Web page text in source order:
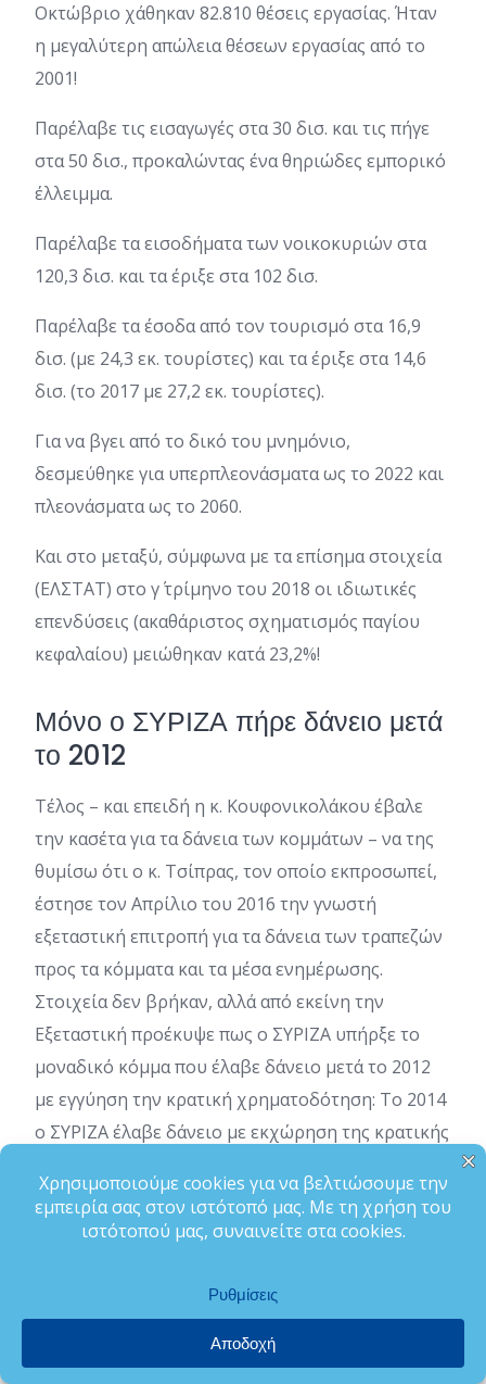
Οκτώβριο χάθηκαν 82.810 θέσεις εργασίας. Ήταν
η μεγαλύτερη απώλεια θέσεων εργασίας από το
2001!
Παρέλαβε τις εισαγωγές στα 30 δισ. και τις πήγε
στα 50 δισ., προκαλώντας ένα θηριώδες εμπορικό
έλλειμμα.
Παρέλαβε τα εισοδήματα των νοικοκυριών στα
120,3 δισ. και τα έριξε στα 102 δισ.
Παρέλαβε τα έσοδα από τον τουρισμό στα 16,9
δισ. (με 24,3 εκ. τουρίστες) και τα έριξε στα 14,6
δισ. (το 2017 με 27,2 εκ. τουρίστες).
Για να βγει από το δικό του μνημόνιο,
δεσμεύθηκε για υπερπλεονάσματα ως το 2022 και
πλεονάσματα ως το 2060.
Και στο μεταξύ, σύμφωνα με τα επίσημα στοιχεία
(ΕΛΣΤΑΤ) στο γ΄ τρίμηνο του 2018 οι ιδιωτικές
επενδύσεις (ακαθάριστος σχηματισμός παγίου
κεφαλαίου) μειώθηκαν κατά 23,2%!
Μόνο ο ΣΥΡΙΖΑ πήρε δάνειο μετά
το 2012
Τέλος – και επειδή η κ. Κουφονικολάκου έβαλε
την κασέτα για τα δάνεια των κομμάτων – να της
θυμίσω ότι ο κ. Τσίπρας, τον οποίο εκπροσωπεί,
έστησε τον Απρίλιο του 2016 την γνωστή
εξεταστική επιτροπή για τα δάνεια των τραπεζών
προς τα κόμματα και τα μέσα ενημέρωσης.
Στοιχεία δεν βρήκαν, αλλά από εκείνη την
Εξεταστική προέκυψε πως ο ΣΥΡΙΖΑ υπήρξε το
μοναδικό κόμμα που έλαβε δάνειο μετά το 2012
με εγγύηση την κρατική χρηματοδότηση: Το 2014
ο ΣΥΡΙΖΑ έλαβε δάνειο με εκχώρηση της κρατικής
Προηγουμένως ο κ. Τσίπρας είχε βάλει το κόμμα
του να καταψηφίσει το άρθρο 5 του νόμου